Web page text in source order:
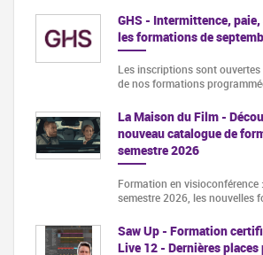
GHS - Intermittence,
les formations de
Les inscriptions sont
de nos formations
La Maison du Film -
nouveau catalogue de
semestre 2026
Formation en visioconférence
semestre 2026, les nouvelles
Saw Up - Formation
Live 12 - Dernières